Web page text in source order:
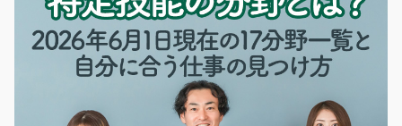
気になる
工場内での半導体部品の組立や検査の作業/y08_00